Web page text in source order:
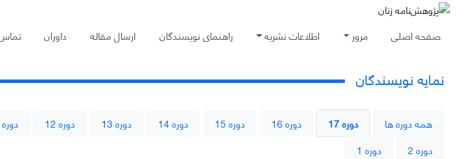
صفحه اصلی مرور اطلاعات نشریه راهنمای نویسندگان ارسال مقاله داوران
نمایه نویسندگان
همه دوره ها دوره 17 دوره 16 دوره 15 دوره 14 دوره 13 دوره 12 دوره 11
دوره 2
دوره 1